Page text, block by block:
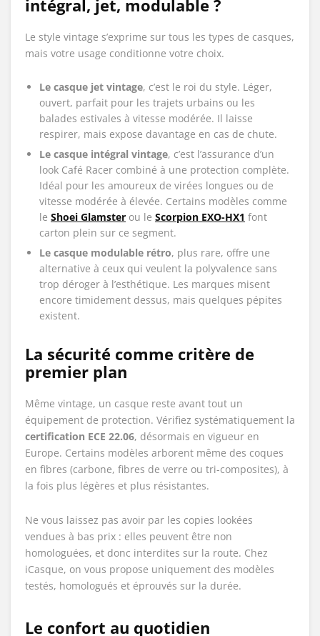
intégral, jet, modulable ?
Le style vintage s’exprime sur tous les types de casques,
mais votre usage conditionne votre choix.
Le casque jet vintage, c’est le roi du style. Léger,
ouvert, parfait pour les trajets urbains ou les
balades estivales à vitesse modérée. Il laisse
respirer, mais expose davantage en cas de chute.
Le casque intégral vintage, c’est l’assurance d’un
look Café Racer combiné à une protection complète.
Idéal pour les amoureux de virées longues ou de
vitesse modérée à élevée. Certains modèles comme
le Shoei Glamster ou le Scorpion EXO-HX1 font
carton plein sur ce segment.
Le casque modulable rétro, plus rare, offre une
alternative à ceux qui veulent la polyvalence sans
trop déroger à l’esthétique. Les marques misent
encore timidement dessus, mais quelques pépites
existent.
La sécurité comme critère de
premier plan
Même vintage, un casque reste avant tout un
équipement de protection. Vérifiez systématiquement la
certification ECE 22.06, désormais en vigueur en
Europe. Certains modèles arborent même des coques
en fibres (carbone, fibres de verre ou tri-composites), à
la fois plus légères et plus résistantes.
Ne vous laissez pas avoir par les copies lookées
vendues à bas prix : elles peuvent être non
homologuées, et donc interdites sur la route. Chez
iCasque, on vous propose uniquement des modèles
testés, homologués et éprouvés sur la durée.
Le confort au quotidien